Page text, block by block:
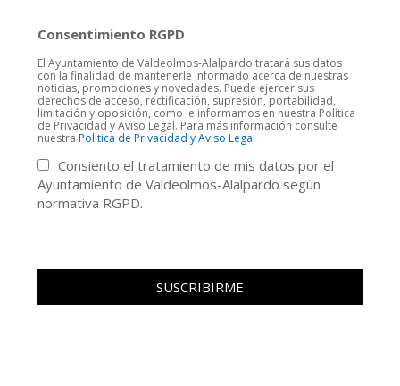
Consentimiento RGPD
El Ayuntamiento de Valdeolmos-Alalpardo tratará sus datos
con la finalidad de mantenerle informado acerca de nuestras
noticias, promociones y novedades. Puede ejercer sus
derechos de acceso, rectificación, supresión, portabilidad,
limitación y oposición, como le informamos en nuestra Política
de Privacidad y Aviso Legal. Para más información consulte
nuestra Politica de Privacidad y Aviso Legal
Consiento el tratamiento de mis datos por el
Ayuntamiento de Valdeolmos-Alalpardo según
normativa RGPD.